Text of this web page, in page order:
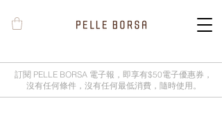
訂閱 PELLE BORSA 電子報，即享有$50電子優惠券，
沒有任何條件，沒有任何最低消費，隨時使用。